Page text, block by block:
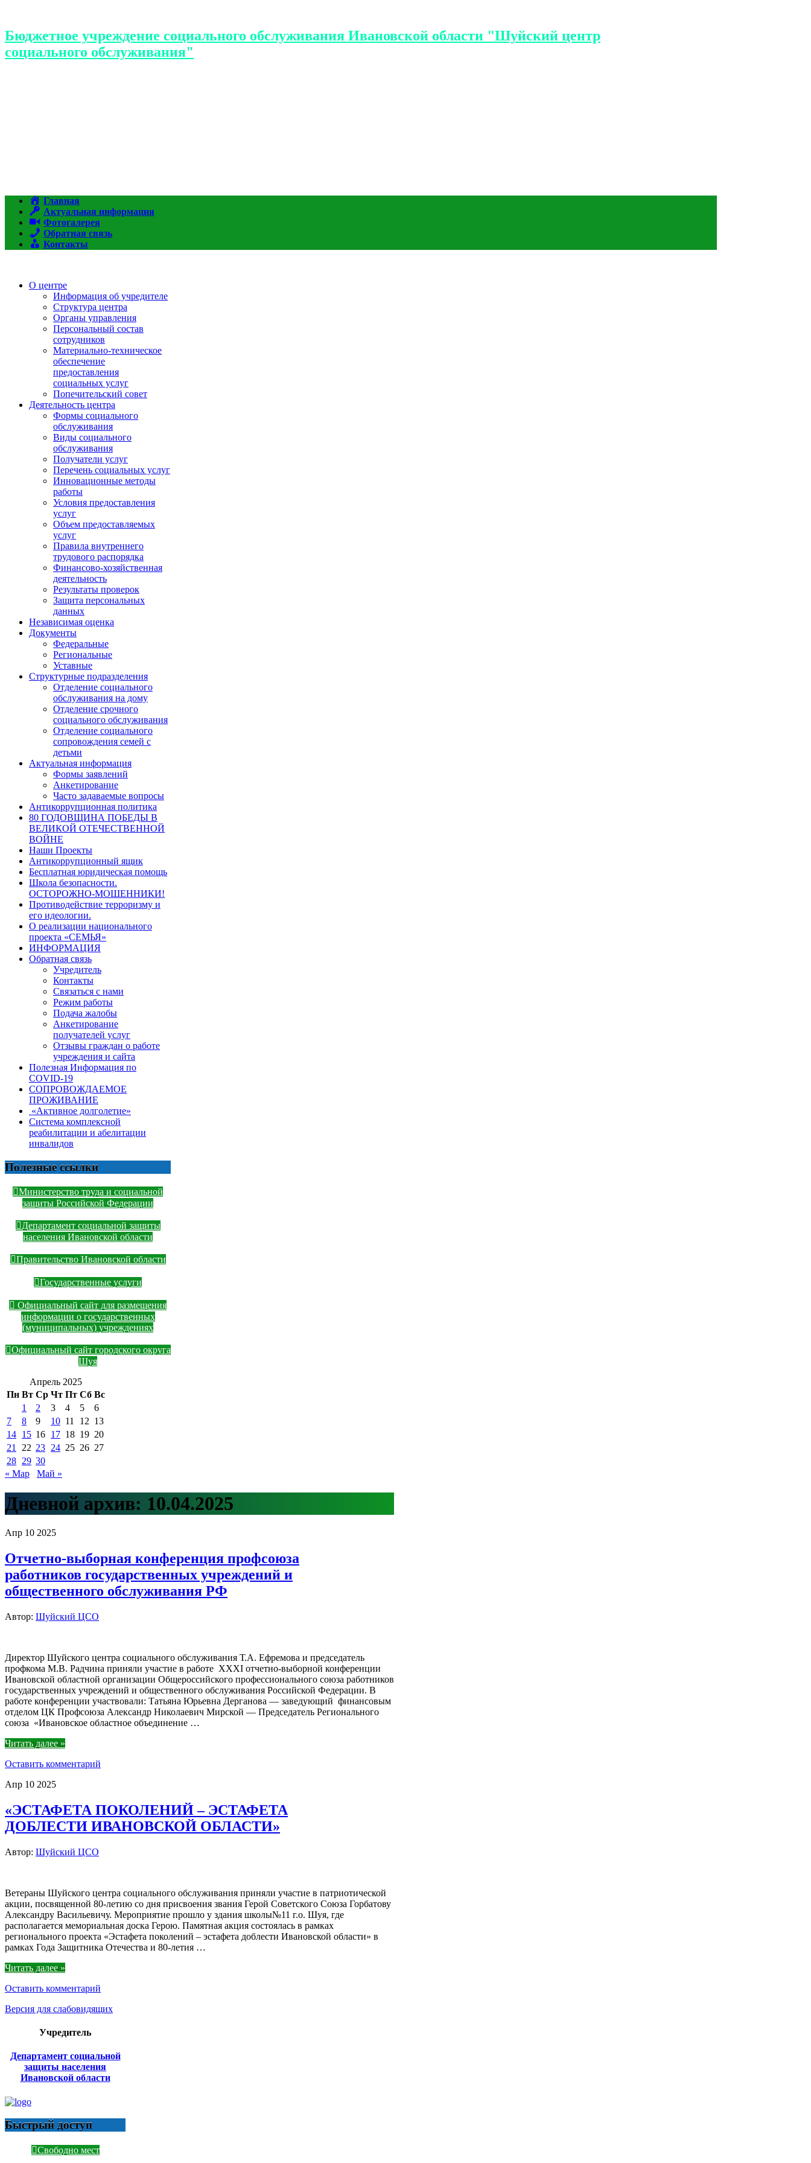
Бюджетное учреждение социального обслуживания Ивановской области "Шуйский центр
социального обслуживания"
Главная
Актуальная информация
Фотогалерея
Обратная связь
Контакты
О центре
Информация об учредителе
Структура центра
Органы управления
Персональный состав
сотрудников
Материально-техническое
обеспечение
предоставления
социальных услуг
Попечительский совет
Деятельность центра
Формы социального
обслуживания
Виды социального
обслуживания
Получатели услуг
Перечень социальных услуг
Инновационные методы
работы
Условия предоставления
услуг
Объем предоставляемых
услуг
Правила внутреннего
трудового распорядка
Финансово-хозяйственная
деятельность
Результаты проверок
Защита персональных
данных
Независимая оценка
Документы
Федеральные
Региональные
Уставные
Структурные подразделения
Отделение социального
обслуживания на дому
Отделение срочного
социального обслуживания
Отделение социального
сопровождения семей с
детьми
Актуальная информация
Формы заявлений
Анкетирование
Часто задаваемые вопросы
Антикоррупционная политика
80 ГОДОВЩИНА ПОБЕДЫ В
ВЕЛИКОЙ ОТЕЧЕСТВЕННОЙ
ВОЙНЕ
Наши Проекты
Антикоррупционный ящик
Бесплатная юридическая помощь
Школа безопасности.
ОСТОРОЖНО-МОШЕННИКИ!
Противодействие терроризму и
его идеологии.
О реализации национального
проекта «СЕМЬЯ»
ИНФОРМАЦИЯ
Обратная связь
Учредитель
Контакты
Связаться с нами
Режим работы
Подача жалобы
Анкетирование
получателей услуг
Отзывы граждан о работе
учреждения и сайта
Полезная Информация по
COVID-19
СОПРОВОЖДАЕМОЕ
ПРОЖИВАНИЕ
«Активное долголетие»
Система комплексной
реабилитации и абелитации
инвалидов
Полезные ссылки
Министерство труда и социальной
защиты Российской Федерации
Департамент социальной защиты
населения Ивановской области
Правительство Ивановской области
Государственные услуги
Официальный сайт для размещения
информации о государственных
(муниципальных) учреждениях
Официальный сайт городского округа
Шуя
Апрель 2025
Пн Вт Ср Чт Пт Сб Вс
1
2 3 4 5
6
7
8 9 10 11 12 13
14 15 16 17 18 19 20
21 22 23 24 25 26 27
28 29 30
« Мар
Май »
Дневной архив: 10.04.2025
Апр 10 2025
Отчетно-выборная конференция профсоюза
работников государственных учреждений и
общественного обслуживания РФ
Автор: Шуйский ЦСО
Директор Шуйского центра социального обслуживания Т.А. Ефремова и председатель
профкома М.В. Радчина приняли участие в работе XXXI отчетно-выборной конференции
Ивановской областной организации Общероссийского профессионального союза работников
государственных учреждений и общественного обслуживания Российской Федерации. В
работе конференции участвовали: Татьяна Юрьевна Дерганова — заведующий финансовым
отделом ЦК Профсоюза Александр Николаевич Мирской — Председатель Регионального
союза «Ивановское областное объединение …
Читать далее »
Оставить комментарий
Апр 10 2025
«ЭСТАФЕТА ПОКОЛЕНИЙ – ЭСТАФЕТА
ДОБЛЕСТИ ИВАНОВСКОЙ ОБЛАСТИ»
Автор: Шуйский ЦСО
Ветераны Шуйского центра социального обслуживания приняли участие в патриотической
акции, посвященной 80-летию со дня присвоения звания Герой Советского Союза Горбатову
Александру Васильевичу. Мероприятие прошло у здания школы№11 г.о. Шуя, где
располагается мемориальная доска Герою. Памятная акция состоялась в рамках
регионального проекта «Эстафета поколений – эстафета доблести Ивановской области» в
рамках Года Защитника Отечества и 80-летия …
Читать далее »
Оставить комментарий
Версия для слабовидящих
Учредитель
Департамент социальной
защиты населения
Ивановской области
Быстрый доступ
Свободно мест